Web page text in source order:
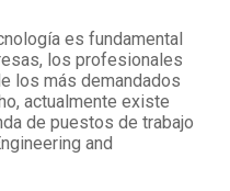
es fundamental
los profesionales
los más demandados
actualmente existe
de puestos de trabajo
and